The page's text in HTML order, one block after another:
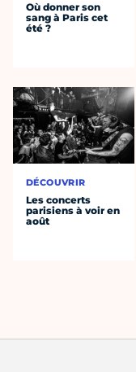
Où donner son
sang à Paris cet
été ?
DÉCOUVRIR
Les concerts
parisiens à voir en
août